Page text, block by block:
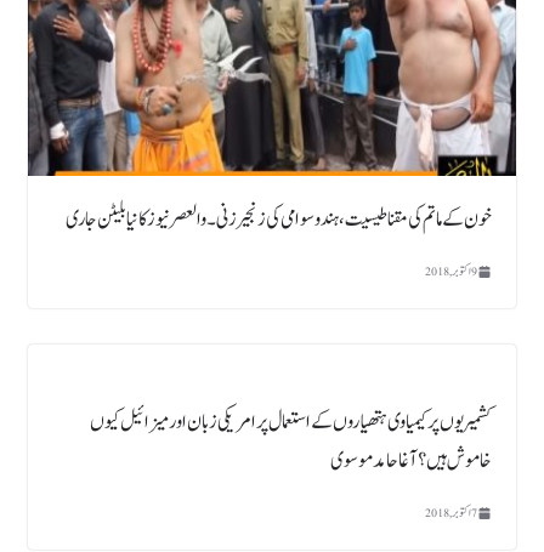
خون کے ماتم کی مقناطیسیت ،ہندو سوامی کی زنجیر زنی ۔ والعصر نیوز کا نیا بلیٹن جاری
9 اکتوبر, 2018
کشمیریوں پر کیمیاوی ہتھیاروں کے استعمال پر امریکی زبان اور میزائیل کیوں
خاموش ہیں ؟ آغا حامد موسوی
7 اکتوبر, 2018